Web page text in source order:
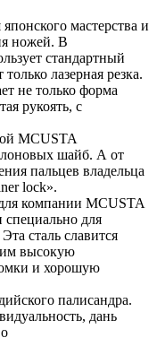
мастерства и
ножей. В
стандартный
лазерная резка.
не только форма
рукоять, с
MCUSTA
шайб. А от
пальцев владельца
lock».
компании MCUSTA
для
сталь славится
высокую
и хорошую
палисандра.
дань